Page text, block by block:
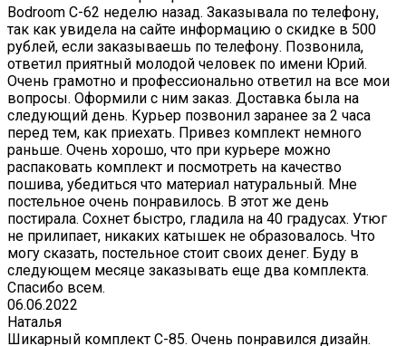
Bodroom C-62 неделю назад. Заказывала по телефону,
так как увидела на сайте информацию о скидке в 500
рублей, если заказываешь по телефону. Позвонила,
ответил приятный молодой человек по имени Юрий.
Очень грамотно и профессионально ответил на все мои
вопросы. Оформили с ним заказ. Доставка была на
следующий день. Курьер позвонил заранее за 2 часа
перед тем, как приехать. Привез комплект немного
раньше. Очень хорошо, что при курьере можно
распаковать комплект и посмотреть на качество
пошива, убедиться что материал натуральный. Мне
постельное очень понравилось. В этот же день
постирала. Сохнет быстро, гладила на 40 градусах. Утюг
не прилипает, никаких катышек не образовалось. Что
могу сказать, постельное стоит своих денег. Буду в
следующем месяце заказывать еще два комплекта.
Спасибо всем.
06.06.2022
Наталья
Шикарный комплект C-85. Очень понравился дизайн.